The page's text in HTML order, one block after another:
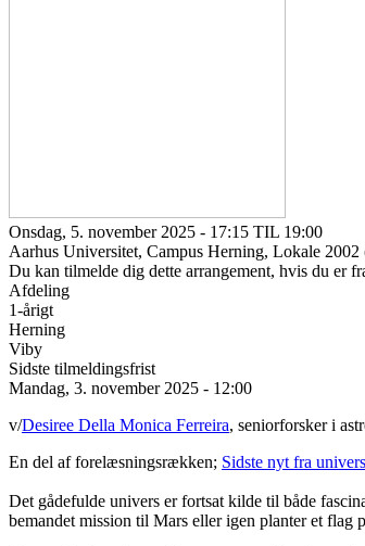
Onsdag, 5. november 2025 - 17:15 TIL 19:00
Aarhus Universitet, Campus Herning, Lokale
Du kan tilmelde dig dette arrangement, hvis du er
Afdeling
1-årigt
Herning
Viby
Sidste tilmeldingsfrist
Mandag, 3. november 2025 - 12:00
v/Desiree Della Monica Ferreira, seniorforsker i
En del af forelæsningsrækken; Sidste nyt fra
Det gådefulde univers er fortsat kilde til både
bemandet mission til Mars eller igen planter et flag